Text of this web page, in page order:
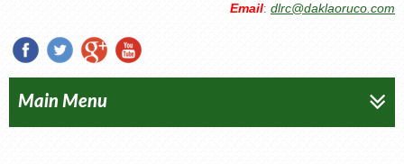
Email: dlrc@daklaoruco.com
Main Menu